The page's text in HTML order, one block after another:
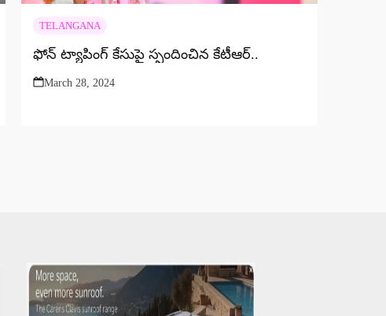
TELANGANA
ఫోన్ ట్యాపింగ్ కేసుపై స్పందించిన కేటీఆర్..
March 28, 2024